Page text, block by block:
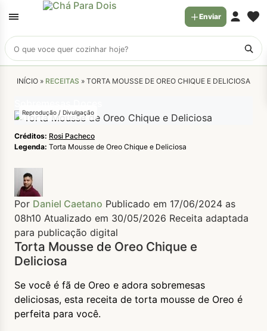
Buscar
receitas
Enviar
INÍCIO » RECEITAS » TORTA MOUSSE DE OREO CHIQUE E DELICIOSA
Reprodução / Divulgação
Créditos: Rosi Pacheco
Legenda: Torta Mousse de Oreo Chique e Deliciosa
Por Daniel Caetano Publicado em 17/06/2024 as
08h10 Atualizado em 30/05/2026 Receita adaptada
para publicação digital
Torta Mousse de Oreo Chique e
Deliciosa
Se você é fã de Oreo e adora sobremesas
deliciosas, esta receita de torta mousse de Oreo é
perfeita para você.